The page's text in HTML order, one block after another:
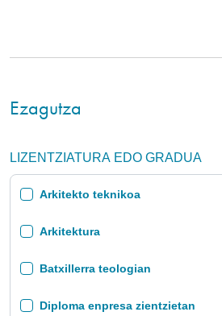
Ezagutza
LIZENTZIATURA EDO GRADUA
Arkitekto teknikoa
Arkitektura
Batxillerra teologian
Diploma enpresa zientzietan